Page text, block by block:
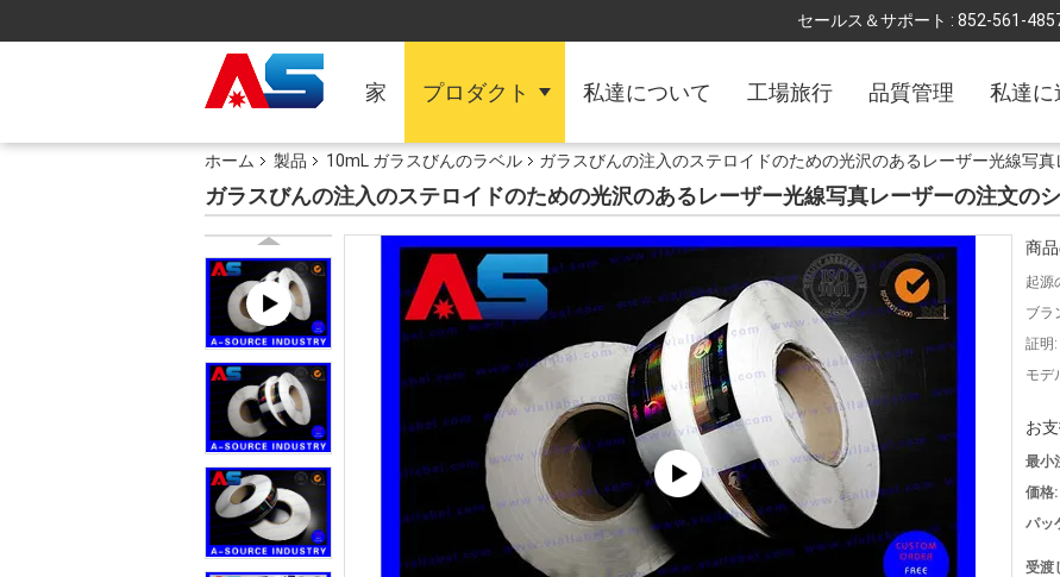
セールス＆サポート : 852-561-
家 プロダクト 私達について 工場旅行 品質管理 私達に
ホーム 製品 10mL ガラスびんのラベル ガラスびんの注入のステロイドのための光沢のあるレーザー光線写
ガラスびんの注入のステロイドのための光沢のあるレーザー光線写真レーザーの注文の
商
起源
ブラ
証明:
モデ
お
最小
価格:
パッ
受渡